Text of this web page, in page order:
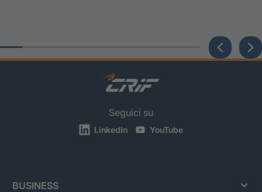
Seguici su
LinkedIn YouTube
BUSINESS